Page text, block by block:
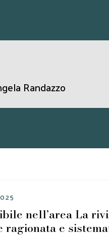
Randazzo
nell’area La
ragionata e